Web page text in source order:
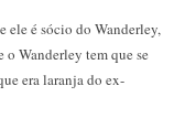
ele é sócio do Wanderley,
Wanderley tem que se
era laranja do ex-